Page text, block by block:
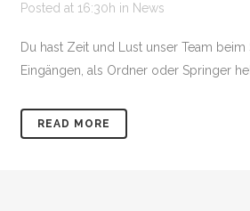
Posted at 16:30h in News
Du hast Zeit und Lust unser Team
Eingängen, als Ordner oder Springer
READ MORE